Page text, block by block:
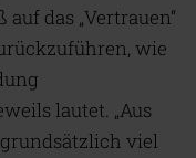
das „Vertrauen“
wie
lautet. „Aus
grundsätzlich viel